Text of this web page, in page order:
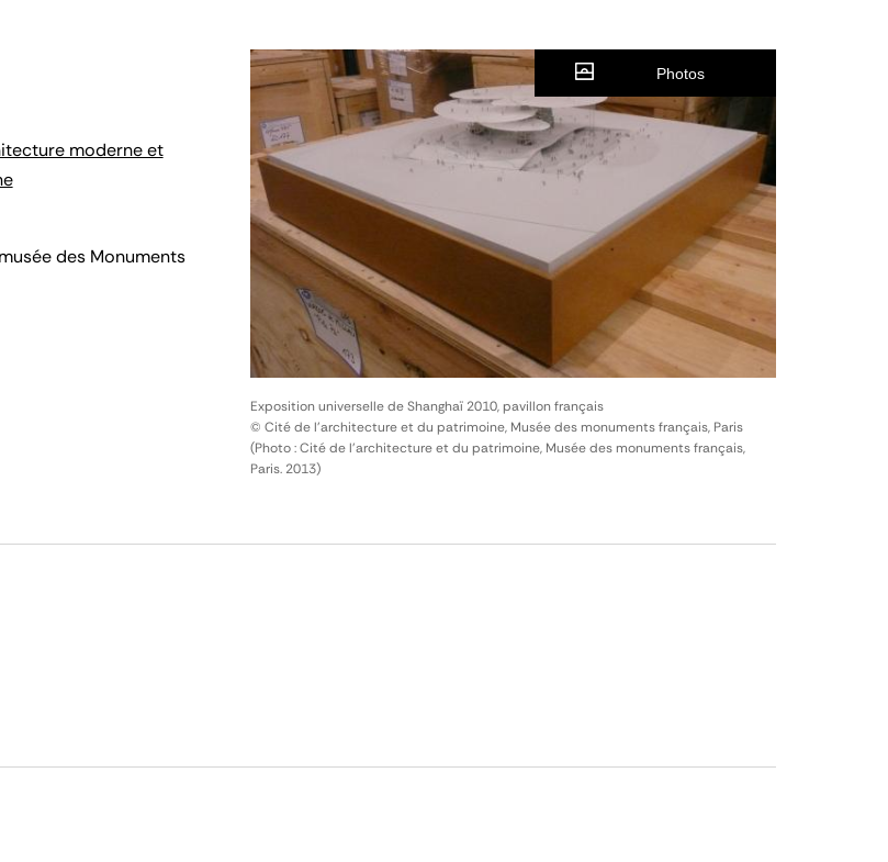
moderne et
des Monuments
Exposition universelle de Shanghaï 2010, pavillon français
© Cité de l'architecture et du patrimoine, Musée des monuments français, Paris
(Photo : Cité de l'architecture et du patrimoine, Musée des monuments français,
Paris. 2013)
Photos